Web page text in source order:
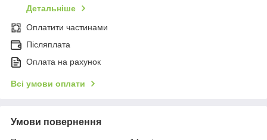
Детальніше
Оплатити частинами
Післяплата
Оплата на рахунок
Всі умови оплати
Умови повернення